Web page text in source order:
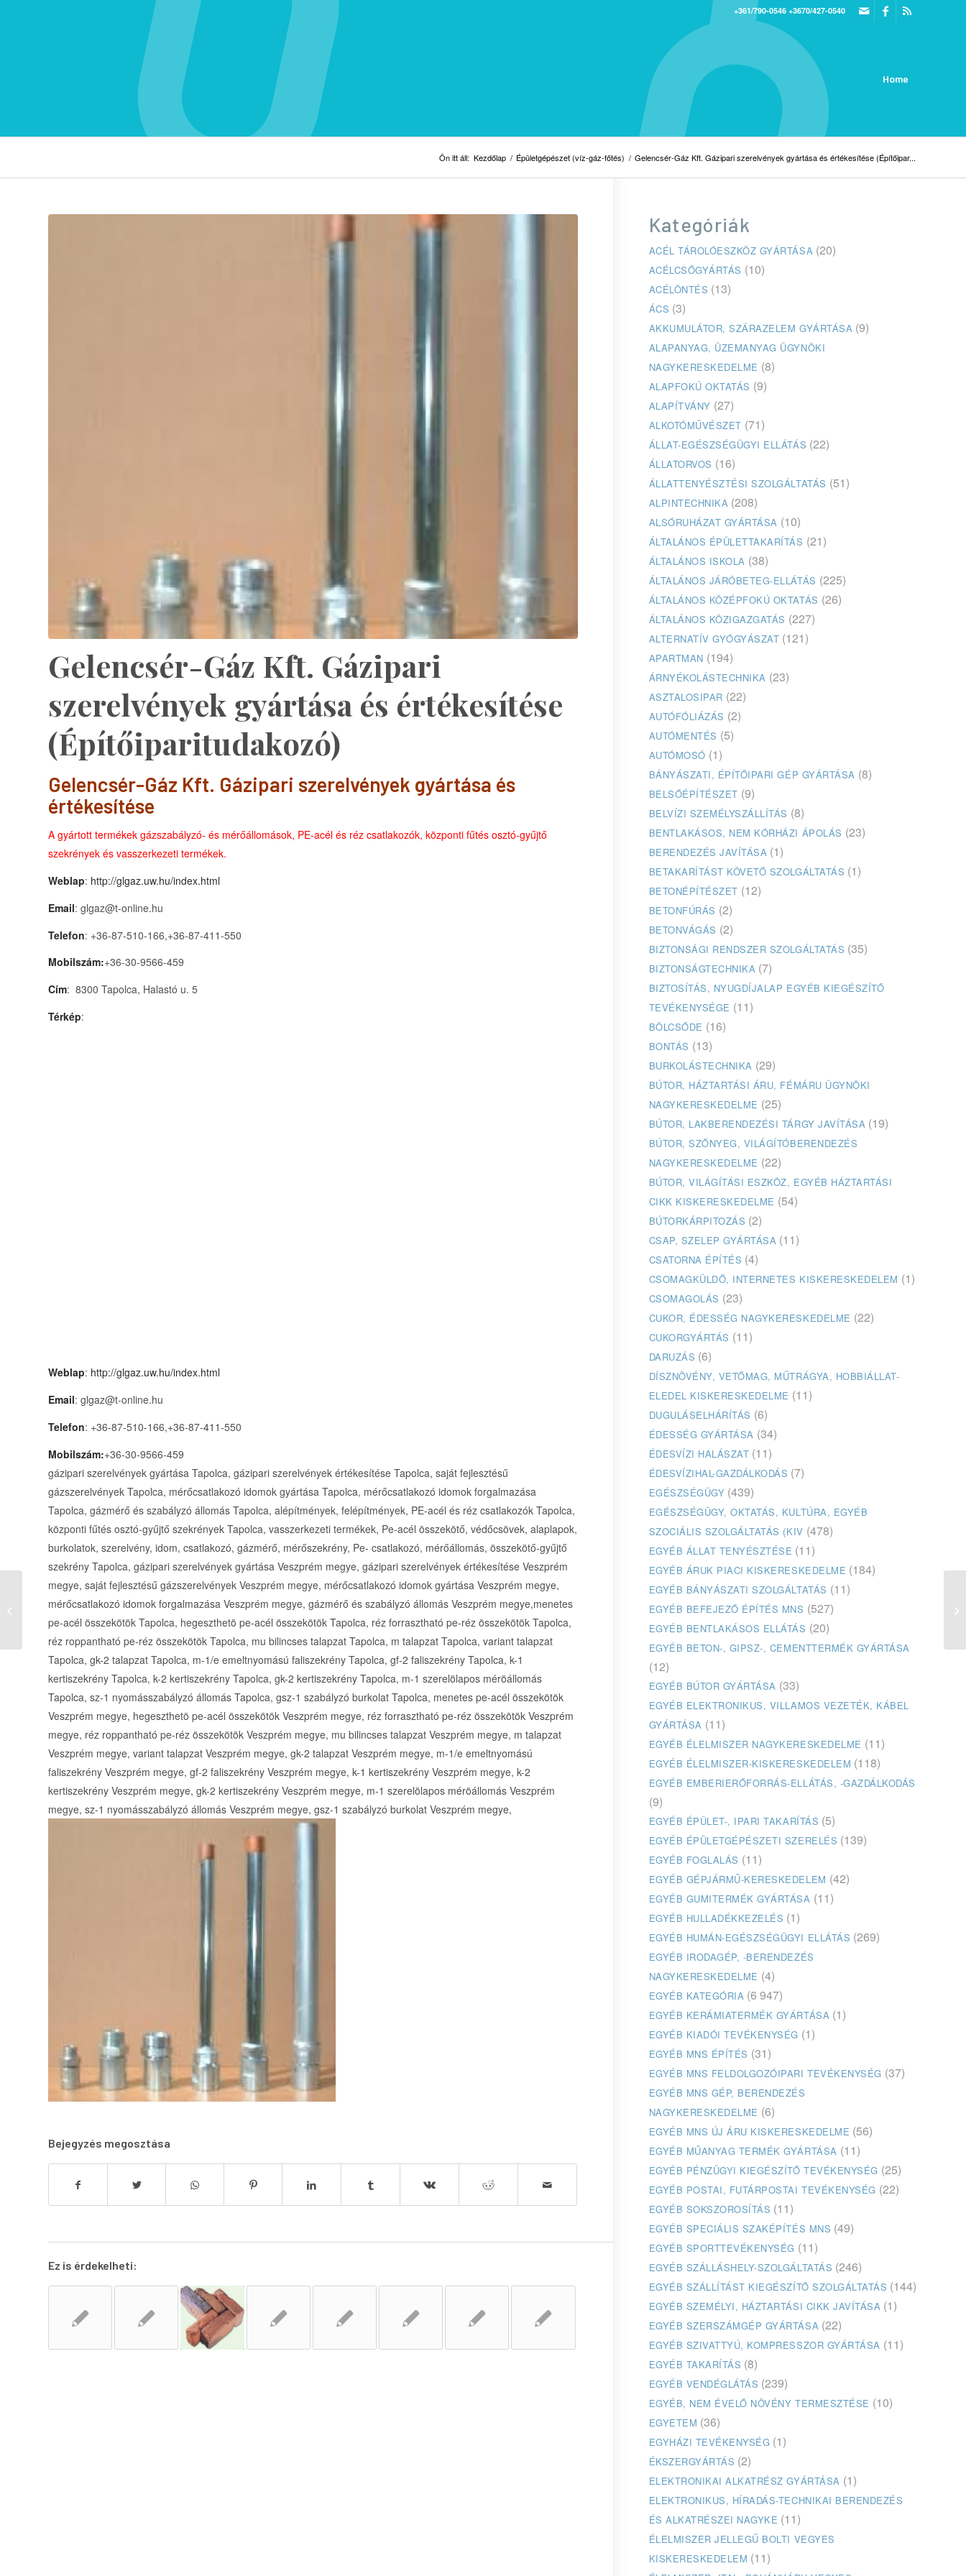
+361/790-0546 +3670/427-0540
Home
Ön itt áll: Kezdőlap / Épületgépészet (víz-gáz-főtés) / Gelencsér-Gáz Kft. Gázipari szerelvények gyártása és értékesítése (Építőipar...
Gelencsér-Gáz Kft. Gázipari
szerelvények gyártása és értékesítése
(Építőiparitudakozó)
Gelencsér-Gáz Kft. Gázipari szerelvények gyártása és
értékesítése
A gyártott termékek gázszabályzó- és mérőállomások, PE-acél és réz csatlakozók, központi fűtés osztó-gyűjtő
szekrények és vasszerkezeti termékek.
Weblap: http://glgaz.uw.hu/index.html
Email: glgaz@t-online.hu
Telefon: +36-87-510-166,+36-87-411-550
Mobilszám:+36-30-9566-459
Cím: 8300 Tapolca, Halastó u. 5
Térkép:
Weblap: http://glgaz.uw.hu/index.html
Email: glgaz@t-online.hu
Telefon: +36-87-510-166,+36-87-411-550
Mobilszám:+36-30-9566-459
gázipari szerelvények gyártása Tapolca, gázipari szerelvények értékesítése Tapolca, saját fejlesztésű
gázszerelvények Tapolca, mérőcsatlakozó idomok gyártása Tapolca, mérőcsatlakozó idomok forgalmazása
Tapolca, gázmérő és szabályzó állomás Tapolca, alépítmények, felépítmények, PE-acél és réz csatlakozók Tapolca,
központi fűtés osztó-gyűjtő szekrények Tapolca, vasszerkezeti termékek, Pe-acél összekötő, védőcsövek, alaplapok,
burkolatok, szerelvény, idom, csatlakozó, gázmérő, mérőszekrény, Pe- csatlakozó, mérőállomás, összekötő-gyűjtő
szekrény Tapolca, gázipari szerelvények gyártása Veszprém megye, gázipari szerelvények értékesítése Veszprém
megye, saját fejlesztésű gázszerelvények Veszprém megye, mérőcsatlakozó idomok gyártása Veszprém megye,
mérőcsatlakozó idomok forgalmazása Veszprém megye, gázmérő és szabályzó állomás Veszprém megye,menetes
pe-acél összekötök Tapolca, hegeszthetö pe-acél összekötök Tapolca, réz forrasztható pe-réz összekötök Tapolca,
réz roppantható pe-réz összekötök Tapolca, mu bilincses talapzat Tapolca, m talapzat Tapolca, variant talapzat
Tapolca, gk-2 talapzat Tapolca, m-1/e emeltnyomású faliszekrény Tapolca, gf-2 faliszekrény Tapolca, k-1
kertiszekrény Tapolca, k-2 kertiszekrény Tapolca, gk-2 kertiszekrény Tapolca, m-1 szerelölapos méröállomás
Tapolca, sz-1 nyomásszabályzó állomás Tapolca, gsz-1 szabályzó burkolat Tapolca, menetes pe-acél összekötök
Veszprém megye, hegeszthetö pe-acél összekötök Veszprém megye, réz forrasztható pe-réz összekötök Veszprém
megye, réz roppantható pe-réz összekötök Veszprém megye, mu bilincses talapzat Veszprém megye, m talapzat
Veszprém megye, variant talapzat Veszprém megye, gk-2 talapzat Veszprém megye, m-1/e emeltnyomású
faliszekrény Veszprém megye, gf-2 faliszekrény Veszprém megye, k-1 kertiszekrény Veszprém megye, k-2
kertiszekrény Veszprém megye, gk-2 kertiszekrény Veszprém megye, m-1 szerelölapos méröállomás Veszprém
megye, sz-1 nyomásszabályzó állomás Veszprém megye, gsz-1 szabályzó burkolat Veszprém megye,
Bejegyzés megosztása
Ez is érdekelheti:
Kategóriák
ACÉL TÁROLÓESZKÖZ GYÁRTÁSA (20)
ACÉLCSŐGYÁRTÁS (10)
ACÉLÖNTÉS (13)
ÁCS (3)
AKKUMULÁTOR, SZÁRAZELEM GYÁRTÁSA (9)
ALAPANYAG, ÜZEMANYAG ÜGYNÖKI
NAGYKERESKEDELME (8)
ALAPFOKÚ OKTATÁS (9)
ALAPÍTVÁNY (27)
ALKOTÓMŰVÉSZET (71)
ÁLLAT-EGÉSZSÉGÜGYI ELLÁTÁS (22)
ÁLLATORVOS (16)
ÁLLATTENYÉSZTÉSI SZOLGÁLTATÁS (51)
ALPINTECHNIKA (208)
ALSÓRUHÁZAT GYÁRTÁSA (10)
ÁLTALÁNOS ÉPÜLETTAKARÍTÁS (21)
ÁLTALÁNOS ISKOLA (38)
ÁLTALÁNOS JÁRÓBETEG-ELLÁTÁS (225)
ÁLTALÁNOS KÖZÉPFOKÚ OKTATÁS (26)
ÁLTALÁNOS KÖZIGAZGATÁS (227)
ALTERNATÍV GYÓGYÁSZAT (121)
APARTMAN (194)
ÁRNYÉKOLÁSTECHNIKA (23)
ASZTALOSIPAR (22)
AUTÓFÓLIÁZÁS (2)
AUTÓMENTÉS (5)
AUTÓMOSÓ (1)
BÁNYÁSZATI, ÉPÍTŐIPARI GÉP GYÁRTÁSA (8)
BELSŐÉPÍTÉSZET (9)
BELVÍZI SZEMÉLYSZÁLLÍTÁS (8)
BENTLAKÁSOS, NEM KÓRHÁZI ÁPOLÁS (23)
BERENDEZÉS JAVÍTÁSA (1)
BETAKARÍTÁST KÖVETŐ SZOLGÁLTATÁS (1)
BETONÉPÍTÉSZET (12)
BETONFÚRÁS (2)
BETONVÁGÁS (2)
BIZTONSÁGI RENDSZER SZOLGÁLTATÁS (35)
BIZTONSÁGTECHNIKA (7)
BIZTOSÍTÁS, NYUGDÍJALAP EGYÉB KIEGÉSZÍTŐ
TEVÉKENYSÉGE (11)
BÖLCSŐDE (16)
BONTÁS (13)
BURKOLÁSTECHNIKA (29)
BÚTOR, HÁZTARTÁSI ÁRU, FÉMÁRU ÜGYNÖKI
NAGYKERESKEDELME (25)
BÚTOR, LAKBERENDEZÉSI TÁRGY JAVÍTÁSA (19)
BÚTOR, SZŐNYEG, VILÁGÍTÓBERENDEZÉS
NAGYKERESKEDELME (22)
BÚTOR, VILÁGÍTÁSI ESZKÖZ, EGYÉB HÁZTARTÁSI
CIKK KISKERESKEDELME (54)
BÚTORKÁRPITOZÁS (2)
CSAP, SZELEP GYÁRTÁSA (11)
CSATORNA ÉPÍTÉS (4)
CSOMAGKÜLDŐ, INTERNETES KISKERESKEDELEM (1)
CSOMAGOLÁS (23)
CUKOR, ÉDESSÉG NAGYKERESKEDELME (22)
CUKORGYÁRTÁS (11)
DARUZÁS (6)
DÍSZNÖVÉNY, VETŐMAG, MŰTRÁGYA, HOBBIÁLLAT-
ELEDEL KISKERESKEDELME (11)
DUGULÁSELHÁRÍTÁS (6)
ÉDESSÉG GYÁRTÁSA (34)
ÉDESVÍZI HALÁSZAT (11)
ÉDESVÍZIHAL-GAZDÁLKODÁS (7)
EGÉSZSÉGÜGY (439)
EGÉSZSÉGÜGY, OKTATÁS, KULTÚRA, EGYÉB
SZOCIÁLIS SZOLGÁLTATÁS (KIV (478)
EGYÉB ÁLLAT TENYÉSZTÉSE (11)
EGYÉB ÁRUK PIACI KISKERESKEDELME (184)
EGYÉB BÁNYÁSZATI SZOLGÁLTATÁS (11)
EGYÉB BEFEJEZŐ ÉPÍTÉS MNS (527)
EGYÉB BENTLAKÁSOS ELLÁTÁS (20)
EGYÉB BETON-, GIPSZ-, CEMENTTERMÉK GYÁRTÁSA
(12)
EGYÉB BÚTOR GYÁRTÁSA (33)
EGYÉB ELEKTRONIKUS, VILLAMOS VEZETÉK, KÁBEL
GYÁRTÁSA (11)
EGYÉB ÉLELMISZER NAGYKERESKEDELME (11)
EGYÉB ÉLELMISZER-KISKERESKEDELEM (118)
EGYÉB EMBERIERŐFORRÁS-ELLÁTÁS, -GAZDÁLKODÁS
(9)
EGYÉB ÉPÜLET-, IPARI TAKARÍTÁS (5)
EGYÉB ÉPÜLETGÉPÉSZETI SZERELÉS (139)
EGYÉB FOGLALÁS (11)
EGYÉB GÉPJÁRMŰ-KERESKEDELEM (42)
EGYÉB GUMITERMÉK GYÁRTÁSA (11)
EGYÉB HULLADÉKKEZELÉS (1)
EGYÉB HUMÁN-EGÉSZSÉGÜGYI ELLÁTÁS (269)
EGYÉB IRODAGÉP, -BERENDEZÉS
NAGYKERESKEDELME (4)
EGYÉB KATEGÓRIA (6 947)
EGYÉB KERÁMIATERMÉK GYÁRTÁSA (1)
EGYÉB KIADÓI TEVÉKENYSÉG (1)
EGYÉB MNS ÉPÍTÉS (31)
EGYÉB MNS FELDOLGOZÓIPARI TEVÉKENYSÉG (37)
EGYÉB MNS GÉP, BERENDEZÉS
NAGYKERESKEDELME (6)
EGYÉB MNS ÚJ ÁRU KISKERESKEDELME (56)
EGYÉB MŰANYAG TERMÉK GYÁRTÁSA (11)
EGYÉB PÉNZÜGYI KIEGÉSZÍTŐ TEVÉKENYSÉG (25)
EGYÉB POSTAI, FUTÁRPOSTAI TEVÉKENYSÉG (22)
EGYÉB SOKSZOROSÍTÁS (11)
EGYÉB SPECIÁLIS SZAKÉPÍTÉS MNS (49)
EGYÉB SPORTTEVÉKENYSÉG (11)
EGYÉB SZÁLLÁSHELY-SZOLGÁLTATÁS (246)
EGYÉB SZÁLLÍTÁST KIEGÉSZÍTŐ SZOLGÁLTATÁS (144)
EGYÉB SZEMÉLYI, HÁZTARTÁSI CIKK JAVÍTÁSA (1)
EGYÉB SZERSZÁMGÉP GYÁRTÁSA (22)
EGYÉB SZIVATTYÚ, KOMPRESSZOR GYÁRTÁSA (11)
EGYÉB TAKARÍTÁS (8)
EGYÉB VENDÉGLÁTÁS (239)
EGYÉB, NEM ÉVELŐ NÖVÉNY TERMESZTÉSE (10)
EGYETEM (36)
EGYHÁZI TEVÉKENYSÉG (1)
ÉKSZERGYÁRTÁS (2)
ELEKTRONIKAI ALKATRÉSZ GYÁRTÁSA (1)
ELEKTRONIKUS, HÍRADÁS-TECHNIKAI BERENDEZÉS
ÉS ALKATRÉSZEI NAGYKE (11)
ÉLELMISZER JELLEGŰ BOLTI VEGYES
KISKERESKEDELEM (11)
GÉP-ÉP 2000 Építőipari Bt.
(Építőiparitudakozó)